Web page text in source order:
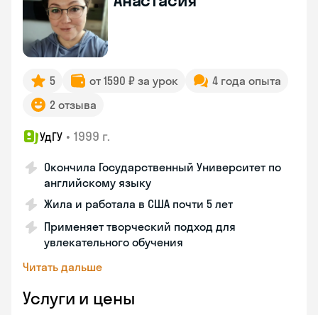
5 от 1590 ₽ за урок
4 года опыта
2 отзыва
УдГУ • 1999 г.
Окончила Государственный Университет по
английскому языку
Жила и работала в США почти 5 лет
Применяет творческий подход для
увлекательного обучения
Читать дальше
Услуги и цены